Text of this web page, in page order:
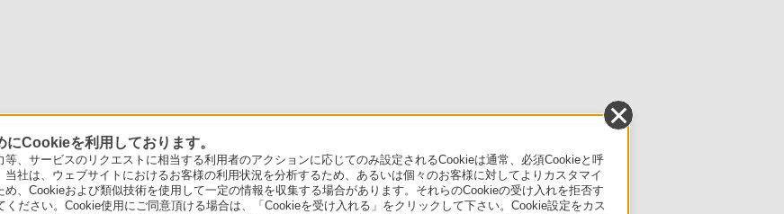
Cookieを利用しております。
、サービスのリクエストに相当する利用者のアクションに応じてのみ設定されるCookieは通常、必須Cookieと呼
社は、ウェブサイトにおけるお客様の利用状況を分析するため、あるいは個々のお客様に対してよりカスタマイ
、Cookieおよび類似技術を使用して一定の情報を収集する場合があります。それらのCookieの受け入れを拒否す
ださい。Cookie使用にご同意頂ける場合は、「Cookieを受け入れる」をクリックして下さい。Cookie設定をカス